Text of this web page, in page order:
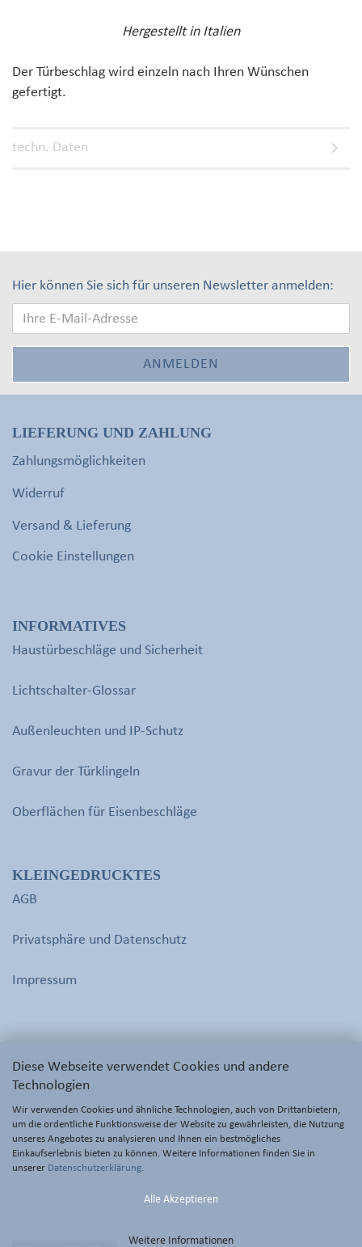
Diese Webseite verwendet Cookies und andere
Technologien
Wir verwenden Cookies und ähnliche Technologien, auch von Drittanbietern,
um die ordentliche Funktionsweise der Website zu gewährleisten, die Nutzung
unseres Angebotes zu analysieren und Ihnen ein bestmögliches
Einkaufserlebnis bieten zu können. Weitere Informationen finden Sie in
unserer Datenschutzerklärung.
Alle Akzeptieren
Weitere Informationen
Hergestellt in Italien
Der Türbeschlag wird einzeln nach Ihren Wünschen
gefertigt.
techn. Daten
Hier können Sie sich für unseren Newsletter anmelden:
LIEFERUNG UND ZAHLUNG
Zahlungsmöglichkeiten
Widerruf
Versand & Lieferung
Cookie Einstellungen
INFORMATIVES
Haustürbeschläge und Sicherheit
Lichtschalter-Glossar
Außenleuchten und IP-Schutz
Gravur der Türklingeln
Oberflächen für Eisenbeschläge
KLEINGEDRUCKTES
AGB
Privatsphäre und Datenschutz
Impressum
KONTAKT
Kontaktformular
E-Mail